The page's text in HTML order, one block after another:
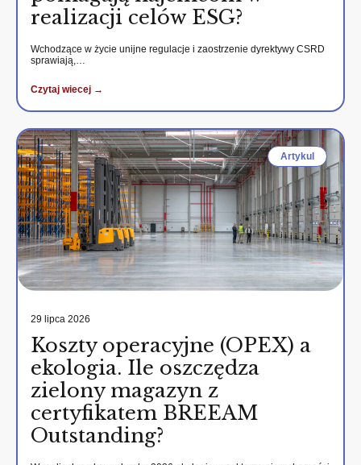
realizacji celów ESG?
Wchodzące w życie unijne regulacje i zaostrzenie dyrektywy CSRD
sprawiają,…
Czytaj wiecej →
Artykul
29 lipca 2026
Koszty operacyjne (OPEX) a
ekologia. Ile oszczędza
zielony magazyn z
certyfikatem BREEAM
Outstanding?